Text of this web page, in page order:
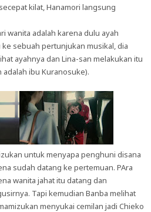
kilat, Hanamori langsung
wanita adalah karena dulu ayah
sebuah pertunjukan musikal, dia
ayahnya dan Lina-san melakukan itu
adalah ibu Kuranosuke).
untuk menyapa penghuni disana
sudah datang ke pertemuan. PAra
wanita jahat itu datang dan
Tapi kemudian Banba melihat
menyukai cemilan jadi Chieko